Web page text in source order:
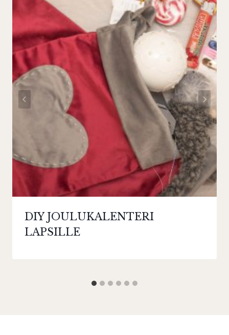
DIY JOULUKALENTERI
LAPSILLE